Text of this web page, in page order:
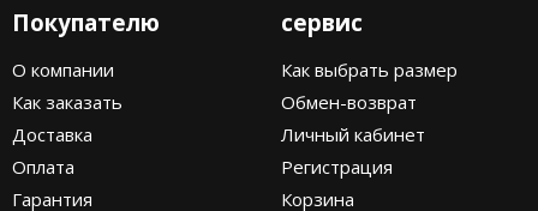
Покупателю
О компании
Как заказать
Доставка
Оплата
Гарантия
сервис
Как выбрать размер
Обмен-возврат
Личный кабинет
Регистрация
Корзина